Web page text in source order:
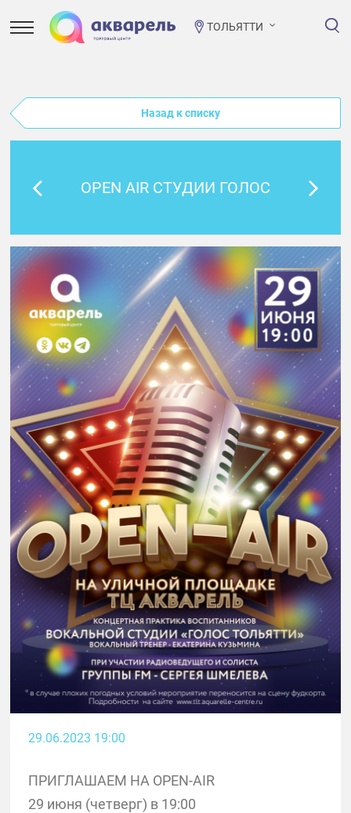
ТОЛЬЯТТИ
Назад к списку
OPEN AIR СТУДИИ ГОЛОС
29.06.2023 19:00
ПРИГЛАШАЕМ НА OPEN-AIR
29 июня (четверг) в 19:00